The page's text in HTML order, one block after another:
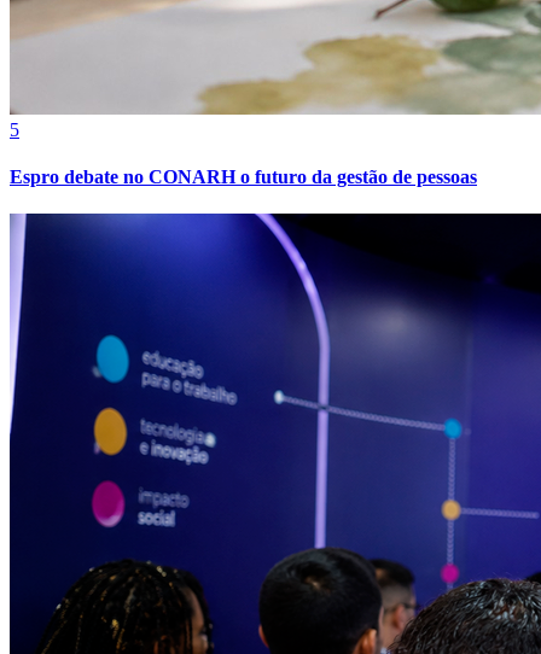
Vitória
5
Espro debate no CONARH o futuro da gestão de pessoas